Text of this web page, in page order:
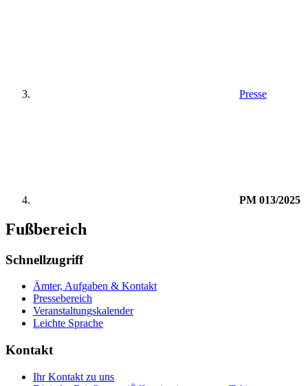
Presse
PM 013/2025
Fußbereich
Schnellzugriff
Ämter, Aufgaben & Kontakt
Pressebereich
Veranstaltungskalender
Leichte Sprache
Kontakt
Ihr Kontakt zu uns